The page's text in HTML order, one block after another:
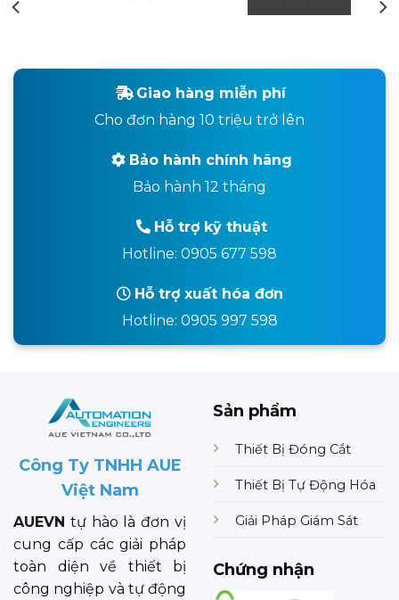
Giao hàng miễn phí
Cho đơn hàng 10 triệu trở lên
Bảo hành chính hãng
Bảo hành 12 tháng
Hỗ trợ kỹ thuật
Hotline: 0905 677 598
Hỗ trợ xuất hóa đơn
Hotline: 0905 997 598
Công Ty TNHH AUE
Việt Nam
AUEVN tự hào là đơn vị
cung cấp các giải pháp
toàn diện về thiết bị
công nghiệp và tự động
Sản phẩm
Thiết Bị Đóng Cắt
Thiết Bị Tự Động Hóa
Giải Pháp Giám Sát
Chứng nhận